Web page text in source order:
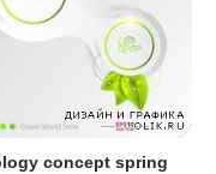
concept spring